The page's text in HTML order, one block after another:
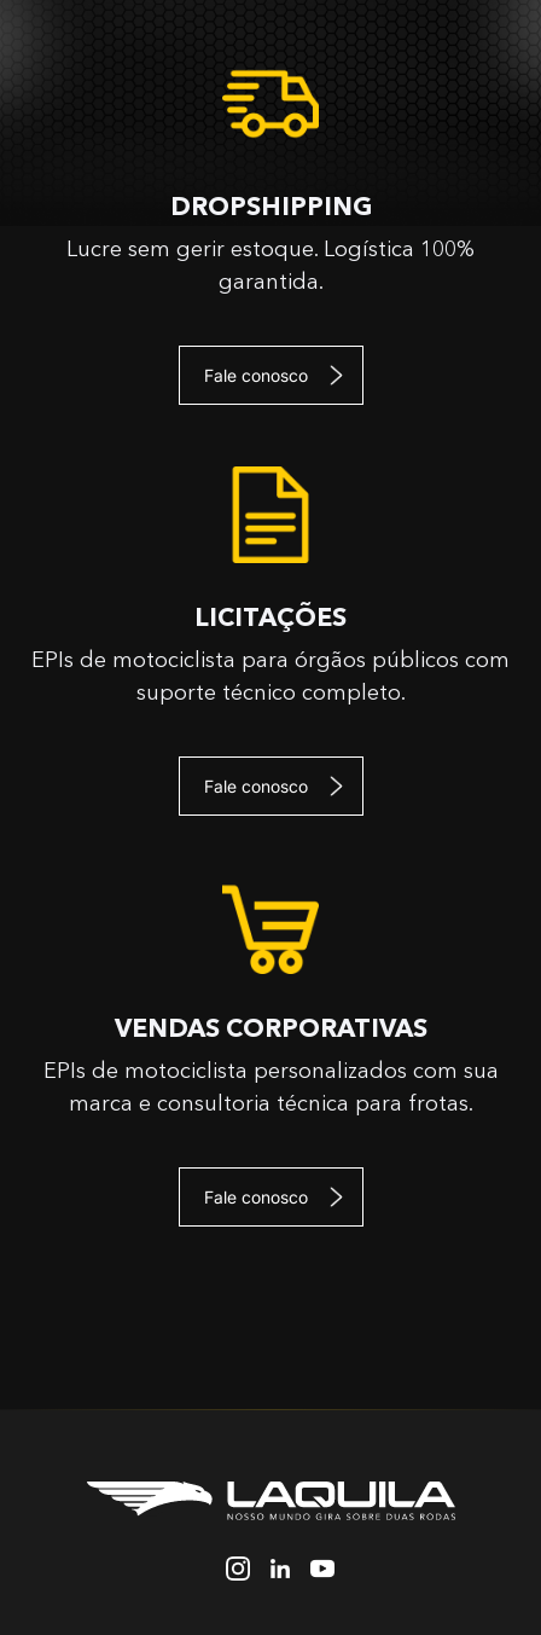
DROPSHIPPING
Lucre sem gerir estoque. Logística 100%
garantida.
Fale conosco
LICITAÇÕES
EPIs de motociclista para órgãos públicos com
suporte técnico completo.
Fale conosco
VENDAS CORPORATIVAS
EPIs de motociclista personalizados com sua
marca e consultoria técnica para frotas.
Fale conosco